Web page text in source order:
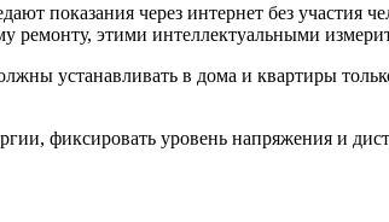
показания через интернет без участия
ремонту, этими интеллектуальными
устанавливать в дома и квартиры
фиксировать уровень напряжения и